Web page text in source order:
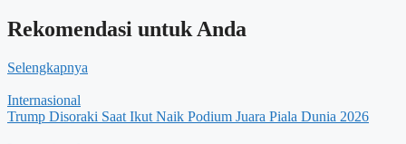
Rekomendasi untuk Anda
Selengkapnya
Internasional
Trump Disoraki Saat Ikut Naik Podium Juara Piala Dunia 2026